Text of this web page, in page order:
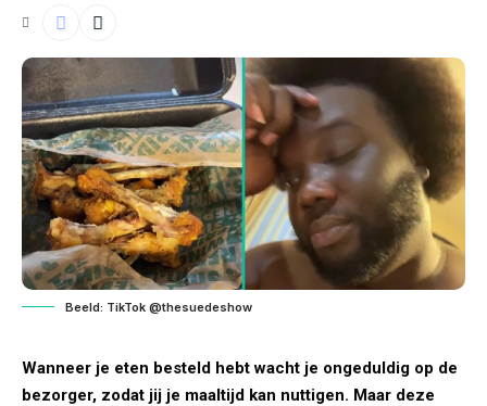
Beeld: TikTok @thesuedeshow
Wanneer je eten besteld hebt wacht je ongeduldig op de
bezorger, zodat jij je maaltijd kan nuttigen. Maar deze